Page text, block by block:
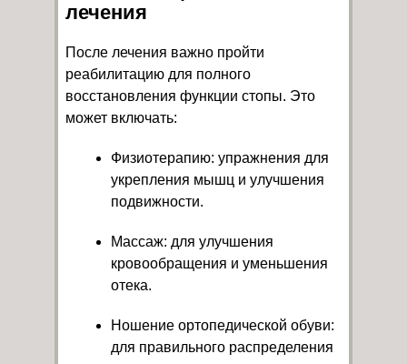
лечения
После лечения важно пройти
реабилитацию для полного
восстановления функции стопы. Это
может включать:
Физиотерапию: упражнения для
укрепления мышц и улучшения
подвижности.
Массаж: для улучшения
кровообращения и уменьшения
отека.
Ношение ортопедической обуви:
для правильного распределения